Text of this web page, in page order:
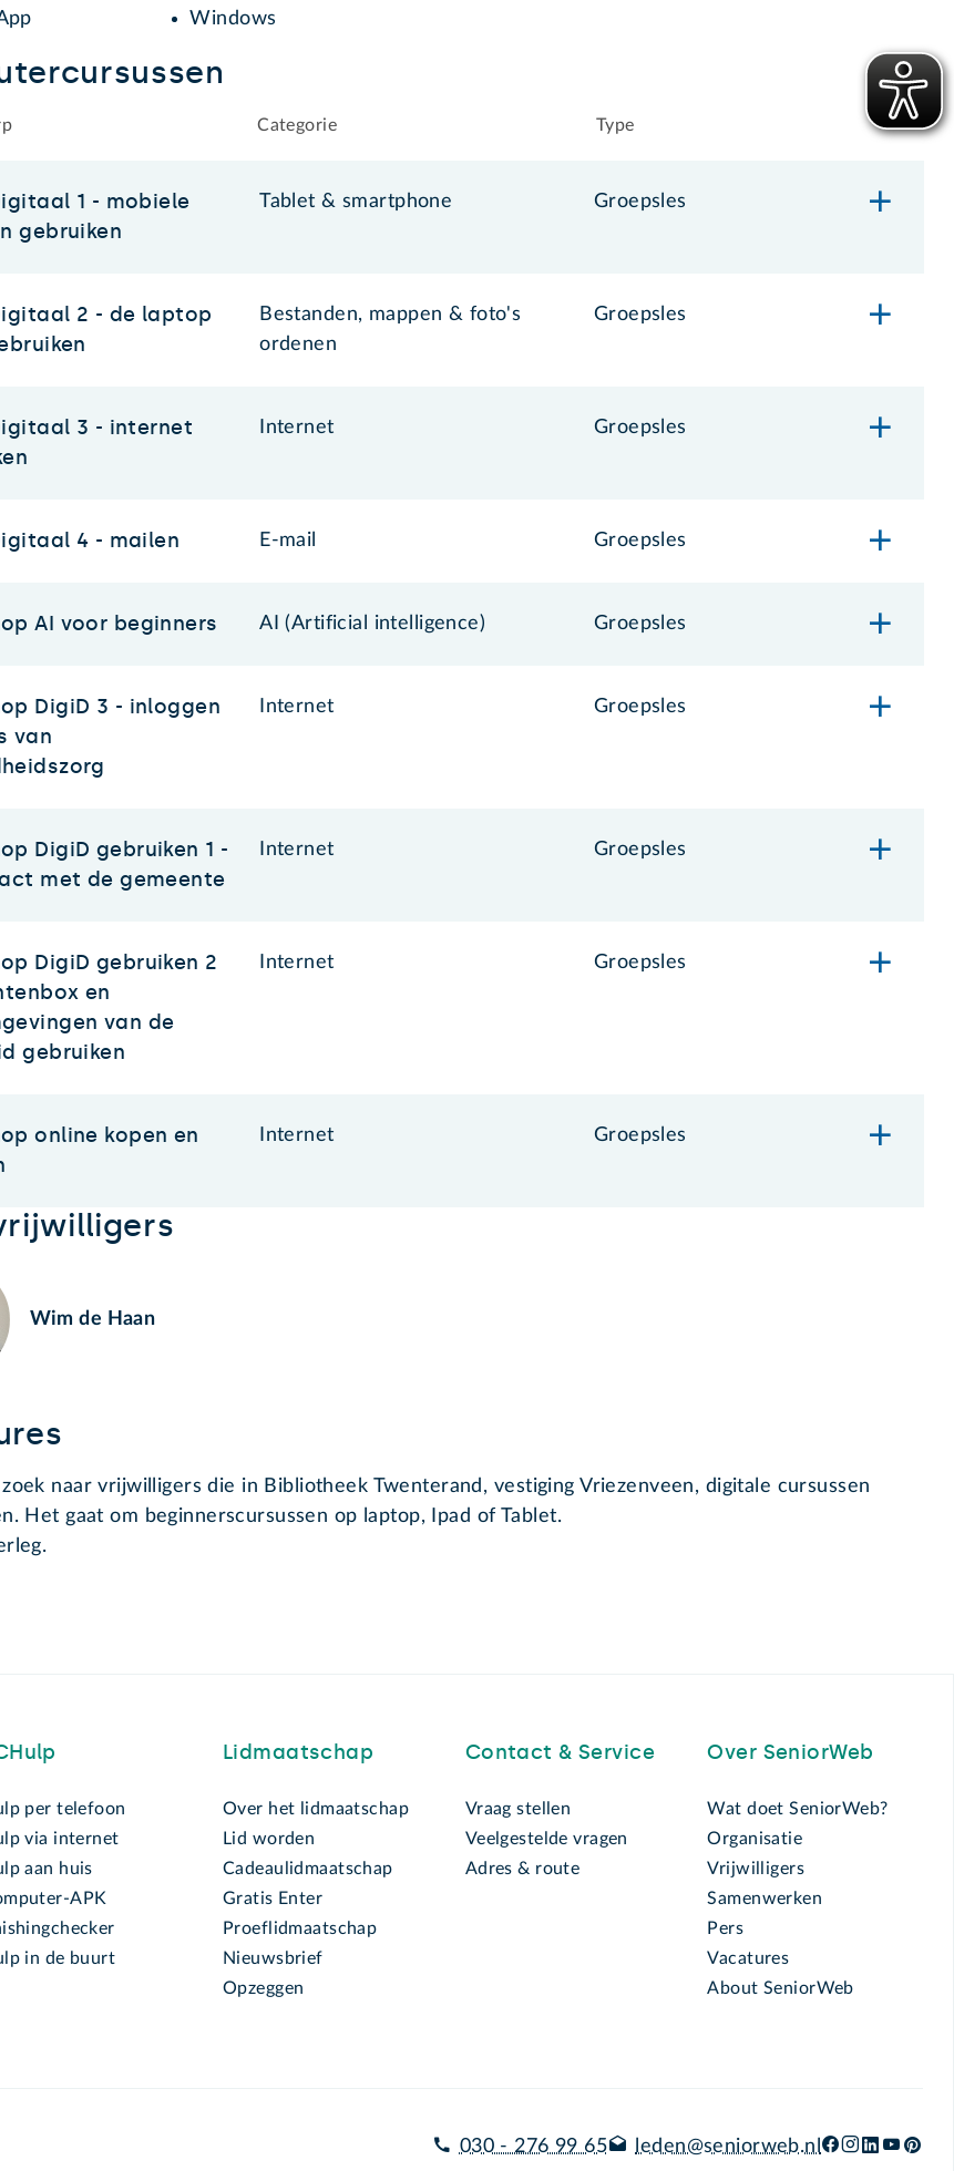
Windows
Categorie Type
1 - mobiele
gebruiken
Tablet & smartphone Groepsles
2 - de laptop
Bestanden, mappen & foto's
ordenen
Groepsles
3 - internet
Internet Groepsles
4 - mailen E-mail Groepsles
AI voor beginners AI (Artificial intelligence) Groepsles
DigiD 3 - inloggen
van
Internet Groepsles
DigiD gebruiken 1 -
met de gemeente
Internet Groepsles
DigiD gebruiken 2
en
van de
gebruiken
Internet Groepsles
online kopen en
Internet Groepsles
Wim de Haan
naar vrijwilligers die in Bibliotheek Twenterand, vestiging Vriezenveen, digitale cursussen
Het gaat om beginnerscursussen op laptop, Ipad of Tablet.
per telefoon
via internet
aan huis
APK
in de buurt
Lidmaatschap
Over het lidmaatschap
Lid worden
Cadeaulidmaatschap
Gratis Enter
Proeflidmaatschap
Nieuwsbrief
Opzeggen
Contact & Service
Vraag stellen
Veelgestelde vragen
Adres & route
Over SeniorWeb
Wat doet SeniorWeb?
Organisatie
Vrijwilligers
Samenwerken
Pers
Vacatures
About SeniorWeb
030 - 276 99 65 leden@seniorweb.nl